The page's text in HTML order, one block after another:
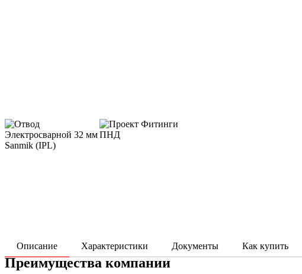
Описание Характеристики Документы Как купить
Преимущества компании